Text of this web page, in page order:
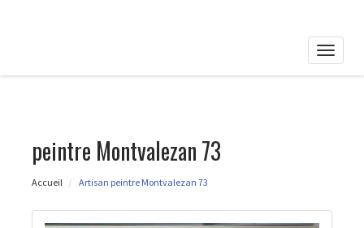
Toggle
peintre Montvalezan 73
Accueil Artisan peintre Montvalezan 73